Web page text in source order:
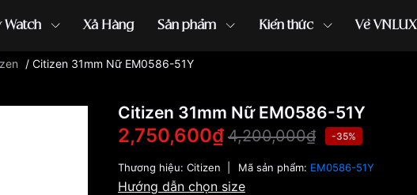
Watch Xả Hàng Sản phẩm Kiến thức Về VNLUX
đồng hồ Orient ...
/ Citizen 31mm Nữ EM0586-51Y
Citizen 31mm Nữ EM0586-51Y
2,750,600₫ 4,200,000₫ -35%
Thương hiệu: Citizen Mã sản phẩm: EM0586-51Y
Hướng dẫn chọn size